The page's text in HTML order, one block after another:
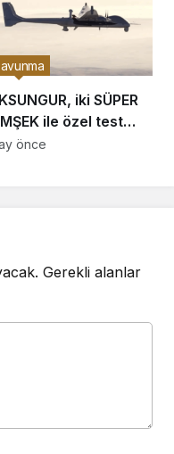
iki SÜPER
ile özel test
yaptı
önce
Gerekli alanlar